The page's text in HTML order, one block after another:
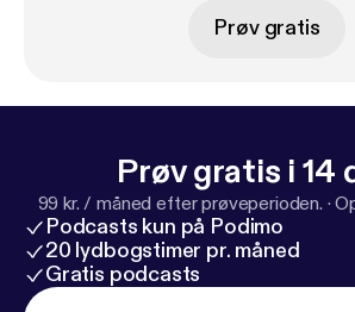
Prøv gratis
Prøv gratis i 14
99 kr. / måned efter prøveperioden. ·
Podcasts kun på Podimo
20 lydbogstimer pr. måned
Gratis podcasts